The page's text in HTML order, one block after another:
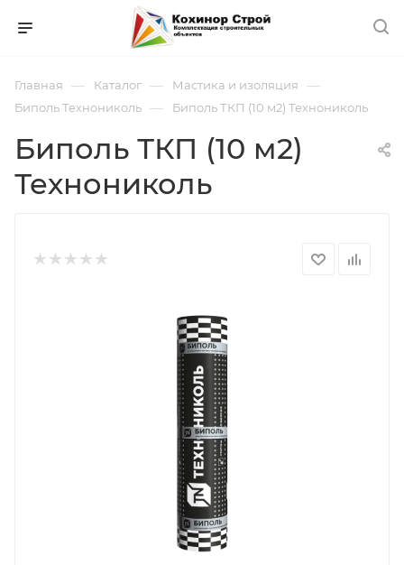
Главная — Каталог — Мастика и изоляция —
Биполь Технониколь — Биполь ТКП (10 м2) Технониколь
Биполь ТКП (10 м2)
Технониколь